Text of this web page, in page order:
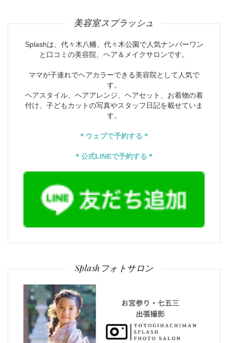
美容室スプラッシュ
Splashは、代々木八幡、代々木公園で人気ナンバーワン
と口コミの美容院、ヘア＆メイクサロンです。
ママが子連れでヘアカラーできる美容院として人気で
す。
ヘアスタイル、ヘアアレンジ、ヘアセット、お着物の着
付け、子どもカットの写真やスタッフ日記を載せていま
す。
＊ウェブで予約する＊
＊公式LINEで予約する＊
Splashフォトサロン